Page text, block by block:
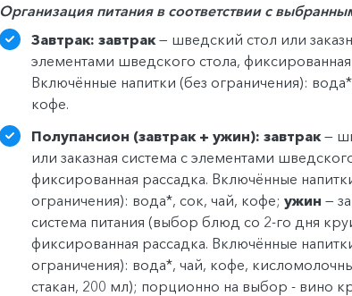
Организация питания в соответствии с
Завтрак: завтрак — шведский стол или
элементами шведского стола, фиксированная
Включённые напитки (без ограничения):
кофе.
Полупансион (завтрак + ужин): завтрак —
или заказная система с элементами
фиксированная рассадка. Включённые
ограничения): вода*, сок, чай, кофе; ужин —
система питания (выбор блюд со 2-го дня
фиксированная рассадка. Включённые
ограничения): вода*, чай, кофе,
стакан, 200 мл); порционно на выбор - вино